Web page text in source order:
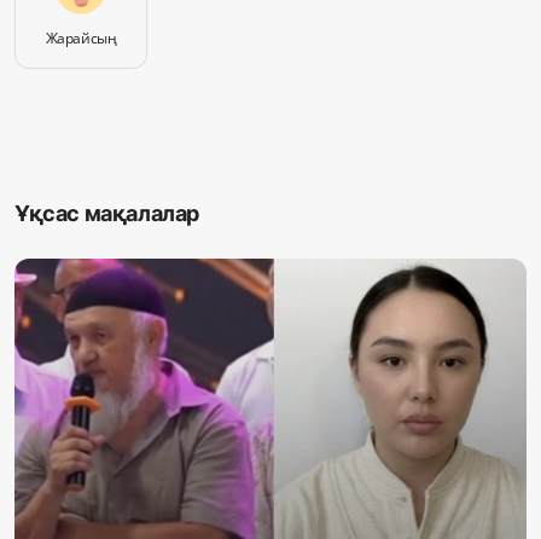
Жарайсың
Ұқсас мақалалар